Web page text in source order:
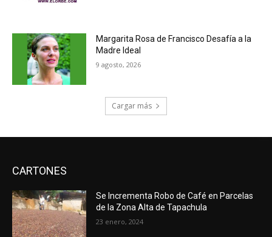
Margarita Rosa de Francisco Desafía a la
Madre Ideal
9 agosto, 2026
Cargar más
CARTONES
Se Incrementa Robo de Café en Parcelas
de la Zona Alta de Tapachula
23 enero, 2024